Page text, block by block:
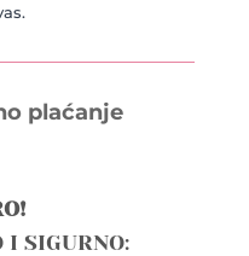
plaćanje
I SIGURNO: